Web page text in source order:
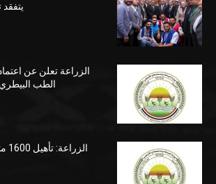
الزراعة تعلن عن
الطب